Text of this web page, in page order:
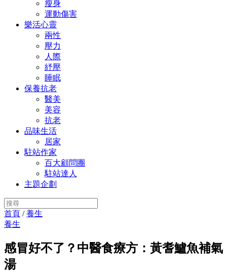
瘦身
運動傷害
樂活心靈
兩性
壓力
人際
紓壓
睡眠
保養抗老
醫美
美容
抗老
品味生活
居家
駐站作家
百大顧問團
駐站達人
主題企劃
首頁 /養生
養生
感冒好不了？中醫食療方：黃耆鱸魚補氣
湯